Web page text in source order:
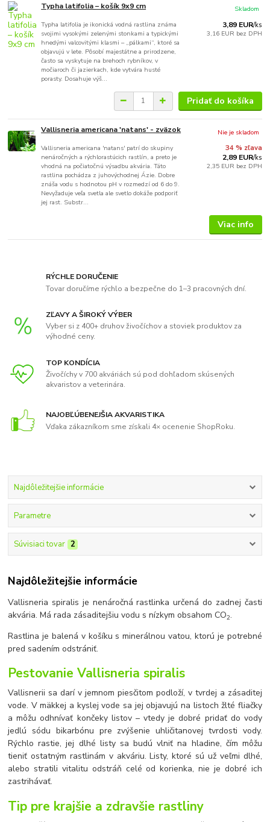
Typha latifolia – košík 9x9 cm
Typha latifolia je ikonická vodná rastlina známa
svojimi vysokými zelenými stonkami a typickými
hnedými valcovitými klasmi – „pálkami“, ktoré sa
objavujú v lete. Pôsobí majestátne a prirodzene,
často sa vyskytuje na brehoch rybníkov, v
močiaroch či jazierkach, kde vytvára husté
porasty. Dosahuje výš...
3,89 EUR/ks
3,16 EUR bez DPH
Skladom
Pridať do košíka
Vallisneria americana 'natans' - zväzok
Vallisneria americana 'natans' patrí do skupiny
nenáročných a rýchlorastúcich rastlín, a preto je
vhodná na počiatočnú výsadbu akvária. Táto
rastlina pochádza z juhovýchodnej Ázie. Dobre
znáša vodu s hodnotou pH v rozmedzí od 6 do 9.
Nevyžaduje veľa svetla ale svetlo dokáže podporiť
jej rast. Substr...
34 % zľava
2,89 EUR/ks
2,35 EUR bez DPH
Nie je skladom
Viac info
RÝCHLE DORUČENIE
Tovar doručíme rýchlo a bezpečne do 1–3 pracovných dní.
ZĽAVY A ŠIROKÝ VÝBER
Vyber si z 400+ druhov živočíchov a stoviek produktov za
výhodné ceny.
TOP KONDÍCIA
Živočíchy v 700 akváriách sú pod dohľadom skúsených
akvaristov a veterinára.
NAJOBĽÚBENEJŠIA AKVARISTIKA
Vďaka zákazníkom sme získali 4× ocenenie ShopRoku.
Najdôležitejšie informácie
Parametre
Súvisiaci tovar 2
Najdôležitejšie informácie
Vallisneria spiralis je nenáročná rastlinka určená do zadnej časti
akvária. Má rada zásaditejšiu vodu s nízkym obsahom CO2.
Rastlina je balená v košíku s minerálnou vatou, ktorú je potrebné
pred sadením odstrániť.
Pestovanie Vallisneria spiralis
Vallisnerii sa darí v jemnom piesčitom podloží, v tvrdej a zásaditej
vode. V mäkkej a kyslej vode sa jej objavujú na listoch žlté fliačky
a môžu odhnívať končeky listov – vtedy je dobré pridať do vody
jedlú sódu bikarbónu pre zvýšenie uhličitanovej tvrdosti vody.
Rýchlo rastie, jej dlhé listy sa budú vlniť na hladine, čím môžu
tieniť ostatným rastlinám v akváriu. Listy, ktoré sú už veľmi dlhé,
alebo stratili vitalitu odstráň celé od korienka, nie je dobré ich
zastrihávať.
Tip pre krajšie a zdravšie rastliny